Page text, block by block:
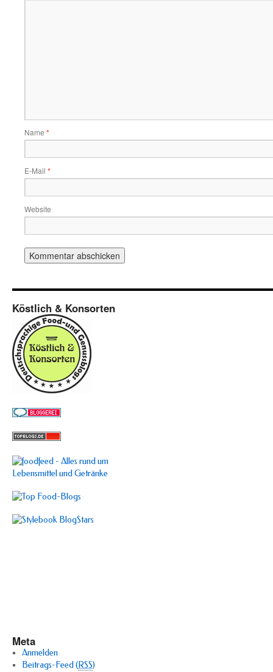
Name *
E-Mail *
Website
Köstlich & Konsorten
Meta
Anmelden
Beitrags-Feed (RSS)